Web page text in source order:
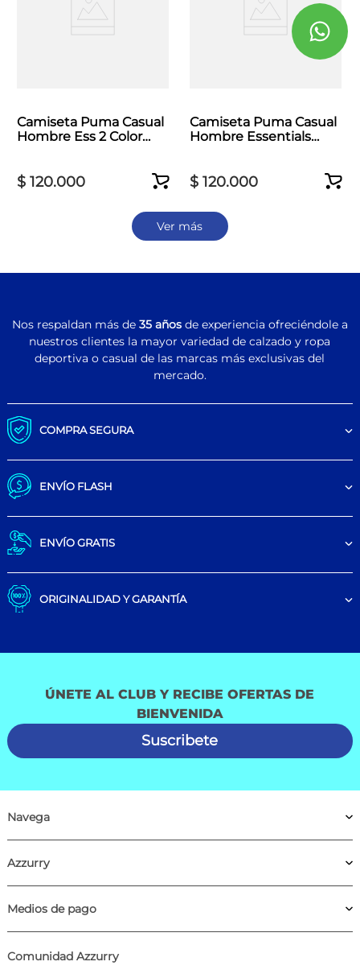
Camiseta Puma Casual
Hombre Ess 2 Color
$ 120.000
Camiseta Puma Casual
Hombre Essentials
$ 120.000
Ver más
Nos respaldan más de 35 añosde experiencia ofreciéndole a
nuestros clientes la mayor variedad de calzado y ropa
deportiva o casual de las marcas más exclusivas del
mercado.
COMPRA SEGURA
ENVÍO FLASH
ENVÍO GRATIS
ORIGINALIDAD Y GARANTÍA
ÚNETE AL CLUB Y RECIBE OFERTAS DE
BIENVENIDA
Suscribete
Navega
Azzurry
Medios de pago
Comunidad Azzurry